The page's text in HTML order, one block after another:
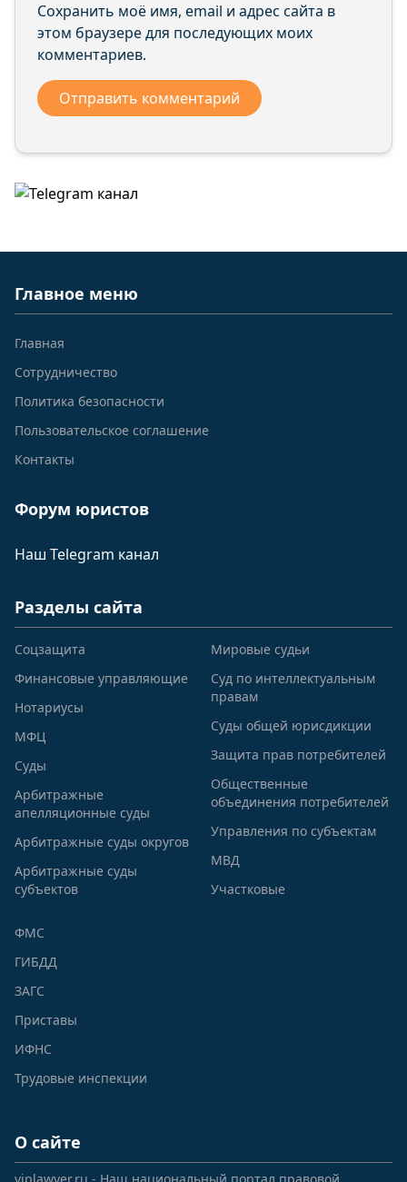
Сохранить моё имя, email и адрес сайта в
этом браузере для последующих моих
комментариев.
Главное меню
Главная
Сотрудничество
Политика безопасности
Пользовательское соглашение
Контакты
Форум юристов
Наш Telegram канал
Разделы сайта
Соцзащита
Финансовые управляющие
Нотариусы
МФЦ
Суды
Арбитражные
апелляционные суды
Арбитражные суды округов
Арбитражные суды
субъектов
Мировые судьи
Суд по интеллектуальным
правам
Суды общей юрисдикции
Защита прав потребителей
Общественные
объединения потребителей
Управления по субъектам
МВД
Участковые
ФМС
ГИБДД
ЗАГС
Приставы
ИФНС
Трудовые инспекции
О сайте